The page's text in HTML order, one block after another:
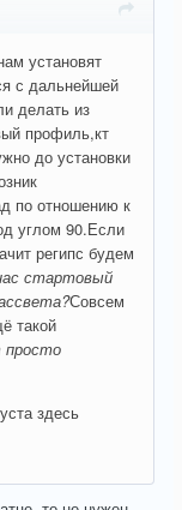
установят
с дальнейшей
делать из
профиль,кт
до установки
по отношению к
углом 90.Если
регипс будем
стартовый
Совсем
такой
просто
здесь